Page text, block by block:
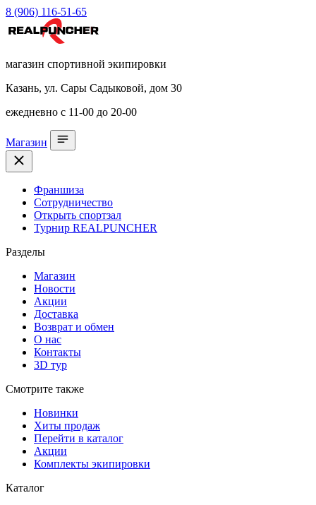
8 (906) 116-51-65
магазин спортивной экипировки
Казань, ул. Сары Садыковой, дом 30
ежедневно с 11-00 до 20-00
Магазин
Франшиза
Сотрудничество
Открыть спортзал
Турнир REALPUNCHER
Разделы
Магазин
Новости
Акции
Доставка
Возврат и обмен
О нас
Контакты
3D тур
Смотрите также
Новинки
Хиты продаж
Перейти в каталог
Акции
Комплекты экипировки
Каталог